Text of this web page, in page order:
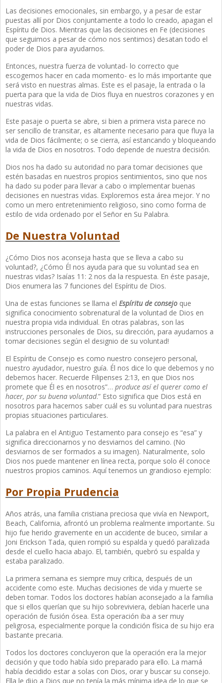
Las decisiones emocionales, sin embargo, y a pesar de estar
puestas allí por Dios conjuntamente a todo lo creado, apagan el
Espíritu de Dios. Mientras que las decisiones en Fe (decisiones
que seguimos a pesar de cómo nos sentimos) desatan todo el
poder de Dios para ayudarnos.
Entonces, nuestra fuerza de voluntad- lo correcto que
escogemos hacer en cada momento- es lo más importante que
será visto en nuestras almas. Este es el pasaje, la entrada o la
puerta para que la vida de Dios fluya en nuestros corazones y en
nuestras vidas.
Este pasaje o puerta se abre, si bien a primera vista parece no
ser sencillo de transitar, es altamente necesario para que fluya la
vida de Dios fácilmente; o se cierra, así estancando y bloqueando
la vida de Dios en nosotros. Todo depende de nuestra decisión.
Dios nos ha dado su autoridad no para tomar decisiones que
estén basadas en nuestros propios sentimientos, sino que nos
ha dado su poder para llevar a cabo o implementar buenas
decisiones en nuestras vidas. Exploremos esta área mejor. Y no
como un mero entretenimiento religioso, sino como forma de
estilo de vida ordenado por el Señor en Su Palabra.
De Nuestra Voluntad
¿Cómo Dios nos aconseja hasta que se lleva a cabo su
voluntad?, ¿Cómo Él nos ayuda para que su voluntad sea en
nuestras vidas? Isaías 11: 2 nos da la respuesta. En éste pasaje,
Dios enumera las 7 funciones del Espíritu de Dios.
Una de estas funciones se llama el Espíritu de consejo que
significa conocimiento sobrenatural de la voluntad de Dios en
nuestra propia vida individual. En otras palabras, son las
instrucciones personales de Dios, su dirección, para ayudarnos a
tomar decisiones según el designio de su voluntad!
El Espíritu de Consejo es como nuestro consejero personal,
nuestro ayudador, nuestro guía. Él nos dice lo que debemos y no
debemos hacer. Recuerde Filipenses 2:13, en que Dios nos
promete que Él es en nosotros”… produce así el querer como el
hacer, por su buena voluntad.” Esto significa que Dios está en
nosotros para hacernos saber cuál es su voluntad para nuestras
propias situaciones particulares.
La palabra en el Antiguo Testamento para consejo es “esa” y
significa direccionarnos y no desviarnos del camino. (No
desviarnos de ser formados a su imagen). Naturalmente, solo
Dios nos puede mantener en línea recta, porque solo él conoce
nuestros propios caminos. Aquí tenemos un grandioso ejemplo:
Por Propia Prudencia
Años atrás, una familia cristiana preciosa que vivía en Newport,
Beach, California, afrontó un problema realmente importante. Su
hijo fue herido gravemente en un accidente de buceo, similar a
Joni Erickson Tada, quien rompió su espalda y quedó paralizada
desde el cuello hacia abajo. El, también, quebró su espalda y
estaba paralizado.
La primera semana es siempre muy crítica, después de un
accidente como este. Muchas decisiones de vida y muerte se
deben tomar. Todos los doctores habían aconsejado a la familia
que si ellos querían que su hijo sobreviviera, debían hacerle una
operación de fusión ósea. Esta operación iba a ser muy
peligrosa, especialmente porque la condición física de su hijo era
bastante precaria.
Todos los doctores concluyeron que la operación era la mejor
decisión y que todo había sido preparado para ello. La mamá
había decidido estar a solas con Dios, orar y buscar su consejo.
Ella le dijo a Dios que no tenía la más mínima idea de lo que se